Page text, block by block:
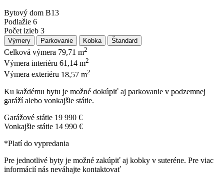
Bytový dom B13
Podlažie 6
Počet izieb 3
Výmery Parkovanie Kobka Štandard
Celková výmera 79,71 m2
Výmera interiéru 61,14 m2
Výmera exteriéru 18,57 m2
Ku každému bytu je možné dokúpiť aj parkovanie v podzemnej
garáží alebo vonkajšie státie.
Garážové státie 19 990 €
Vonkajšie státie 14 990 €
*Platí do vypredania
Pre jednotlivé byty je možné zakúpiť aj kobky v suteréne. Pre viac
informácií nás neváhajte kontaktovať